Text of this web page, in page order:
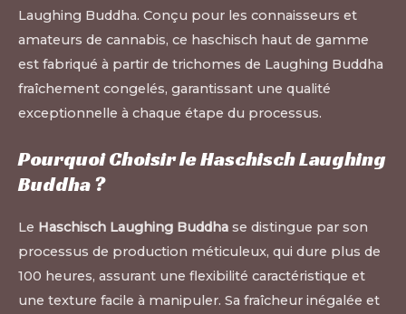
Laughing Buddha. Conçu pour les connaisseurs et
amateurs de cannabis, ce haschisch haut de gamme
est fabriqué à partir de trichomes de Laughing Buddha
fraîchement congelés, garantissant une qualité
exceptionnelle à chaque étape du processus.
Pourquoi Choisir le Haschisch Laughing
Buddha ?
Le Haschisch Laughing Buddha se distingue par son
processus de production méticuleux, qui dure plus de
100 heures, assurant une flexibilité caractéristique et
une texture facile à manipuler. Sa fraîcheur inégalée et